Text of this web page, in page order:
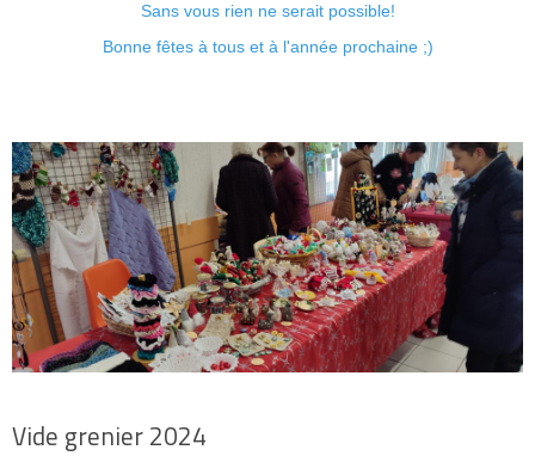
Sans vous rien ne serait possible!
Bonne fêtes à tous et à l'année prochaine ;)
Vide grenier 2024